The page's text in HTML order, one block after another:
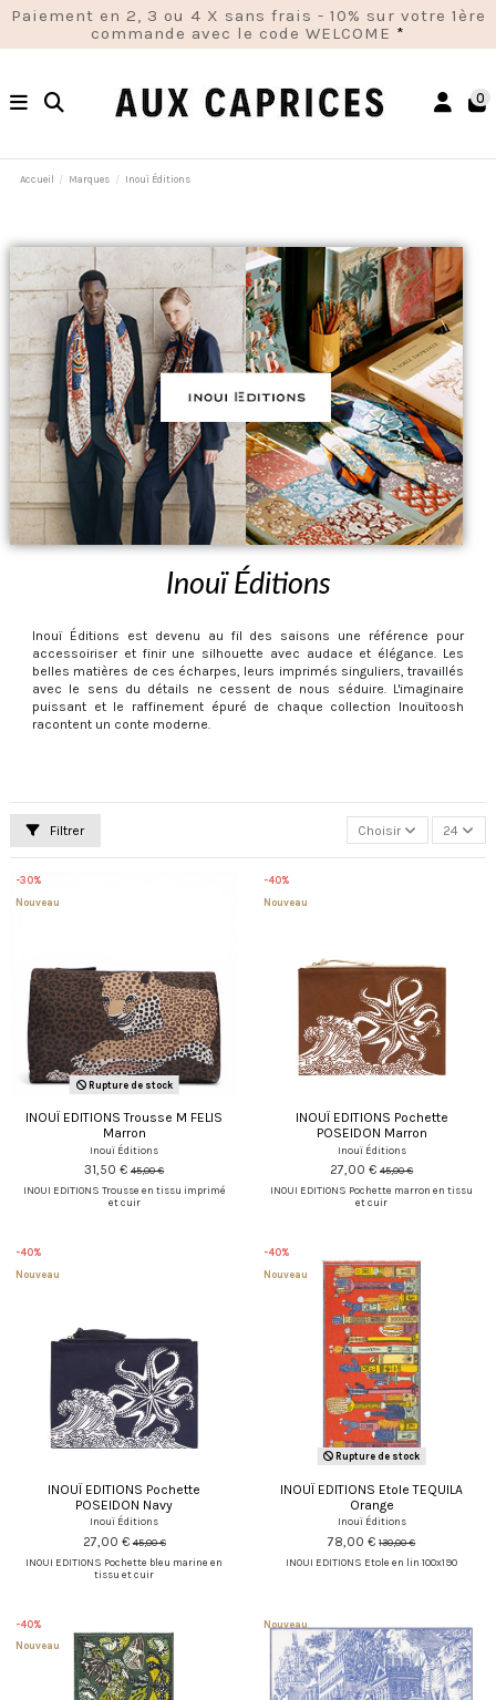
Paiement en 2, 3 ou 4 X sans frais - 10% sur votre 1ère
commande avec le code WELCOME *
0
Accueil Marques Inouï Éditions
Inouï Éditions
Inouï Éditions est devenu au fil des saisons une référence pour
accessoiriser et finir une silhouette avec audace et élégance. Les
belles matières de ces écharpes, leurs imprimés singuliers, travaillés
avec le sens du détails ne cessent de nous séduire. L'imaginaire
puissant et le raffinement épuré de chaque collection Inouïtoosh
racontent un conte moderne.
Filtrer Choisir 24
-30%
Nouveau
Rupture de stock
INOUÏ EDITIONS Trousse M FELIS
Marron
Inouï Éditions
31,50 €45,00 €
INOUI EDITIONS Trousse en tissu imprimé
et cuir
-40%
Nouveau
INOUÏ EDITIONS Pochette
POSEIDON Marron
Inouï Éditions
27,00 €45,00 €
INOUI EDITIONS Pochette marron en tissu
et cuir
-40%
Nouveau
INOUÏ EDITIONS Pochette
POSEIDON Navy
Inouï Éditions
27,00 €45,00 €
INOUI EDITIONS Pochette bleu marine en
tissu et cuir
-40%
Nouveau
Rupture de stock
INOUÏ EDITIONS Etole TEQUILA
Orange
Inouï Éditions
78,00 €130,00 €
INOUI EDITIONS Etole en lin 100x190
-40%
Nouveau
Nouveau